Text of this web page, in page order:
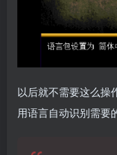
以后就不需要这么操
用语言自动识别需要